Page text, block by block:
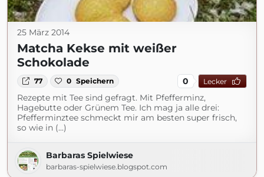
25 März 2014
Matcha Kekse mit weißer
Schokolade
77 0 Speichern 0 Lecker
Rezepte mit Tee sind gefragt. Mit Pfefferminz,
Hagebutte oder Grünem Tee. Ich mag ja alle drei:
Pfefferminztee schmeckt mir am besten super frisch,
so wie in (...)
Barbaras Spielwiese
barbaras-spielwiese.blogspot.com